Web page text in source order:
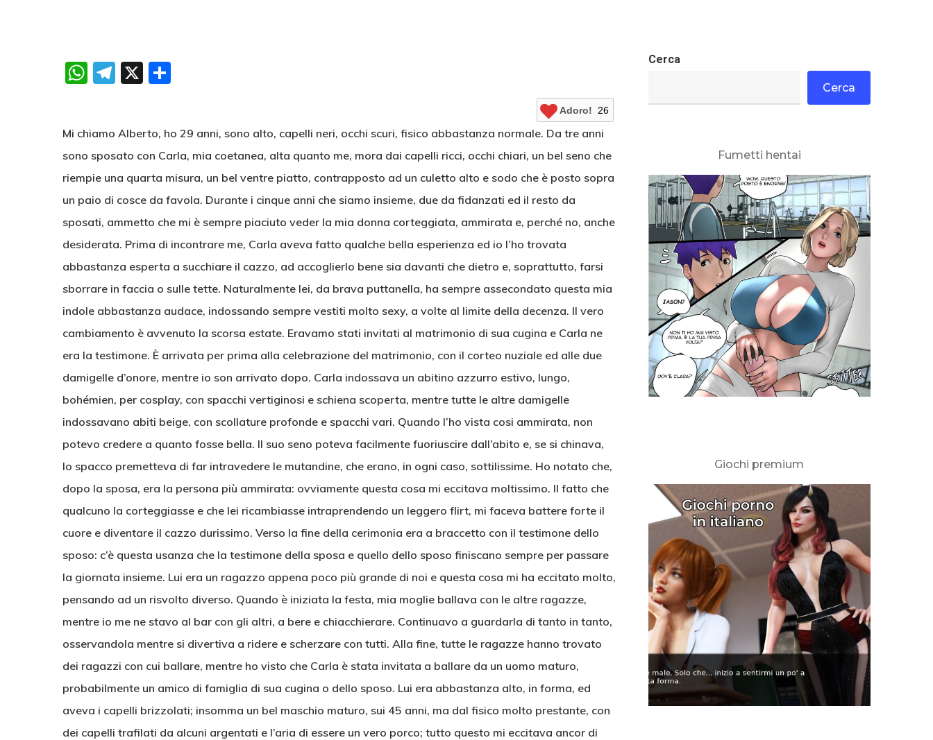
WhatsApp
Telegram
X
Adoro! 26
Mi chiamo Alberto, ho 29 anni, sono alto, capelli neri, occhi scuri, fisico abbastanza normale. Da tre anni
sono sposato con Carla, mia coetanea, alta quanto me, mora dai capelli ricci, occhi chiari, un bel seno che
riempie una quarta misura, un bel ventre piatto, contrapposto ad un culetto alto e sodo che è posto sopra
un paio di cosce da favola. Durante i cinque anni che siamo insieme, due da fidanzati ed il resto da
sposati, ammetto che mi è sempre piaciuto veder la mia donna corteggiata, ammirata e, perché no, anche
desiderata. Prima di incontrare me, Carla aveva fatto qualche bella esperienza ed io l’ho trovata
abbastanza esperta a succhiare il cazzo, ad accoglierlo bene sia davanti che dietro e, soprattutto, farsi
sborrare in faccia o sulle tette. Naturalmente lei, da brava puttanella, ha sempre assecondato questa mia
indole abbastanza audace, indossando sempre vestiti molto sexy, a volte al limite della decenza. Il vero
cambiamento è avvenuto la scorsa estate. Eravamo stati invitati al matrimonio di sua cugina e Carla ne
era la testimone. È arrivata per prima alla celebrazione del matrimonio, con il corteo nuziale ed alle due
damigelle d’onore, mentre io son arrivato dopo. Carla indossava un abitino azzurro estivo, lungo,
bohémien, per cosplay, con spacchi vertiginosi e schiena scoperta, mentre tutte le altre damigelle
indossavano abiti beige, con scollature profonde e spacchi vari. Quando l’ho vista cosi ammirata, non
potevo credere a quanto fosse bella. Il suo seno poteva facilmente fuoriuscire dall’abito e, se si chinava,
lo spacco premetteva di far intravedere le mutandine, che erano, in ogni caso, sottilissime. Ho notato che,
dopo la sposa, era la persona più ammirata: ovviamente questa cosa mi eccitava moltissimo. Il fatto che
qualcuno la corteggiasse e che lei ricambiasse intraprendendo un leggero flirt, mi faceva battere forte il
cuore e diventare il cazzo durissimo. Verso la fine della cerimonia era a braccetto con il testimone dello
sposo: c’è questa usanza che la testimone della sposa e quello dello sposo finiscano sempre per passare
la giornata insieme. Lui era un ragazzo appena poco più grande di noi e questa cosa mi ha eccitato molto,
pensando ad un risvolto diverso. Quando è iniziata la festa, mia moglie ballava con le altre ragazze,
mentre io me ne stavo al bar con gli altri, a bere e chiacchierare. Continuavo a guardarla di tanto in tanto,
osservandola mentre si divertiva a ridere e scherzare con tutti. Alla fine, tutte le ragazze hanno trovato
dei ragazzi con cui ballare, mentre ho visto che Carla è stata invitata a ballare da un uomo maturo,
probabilmente un amico di famiglia di sua cugina o dello sposo. Lui era abbastanza alto, in forma, ed
aveva i capelli brizzolati; insomma un bel maschio maturo, sui 45 anni, ma dal fisico molto prestante, con
dei capelli trafilati da alcuni argentati e l’aria di essere un vero porco; tutto questo mi eccitava ancor di
Cerca
Cerca
Fumetti hentai
Giochi premium